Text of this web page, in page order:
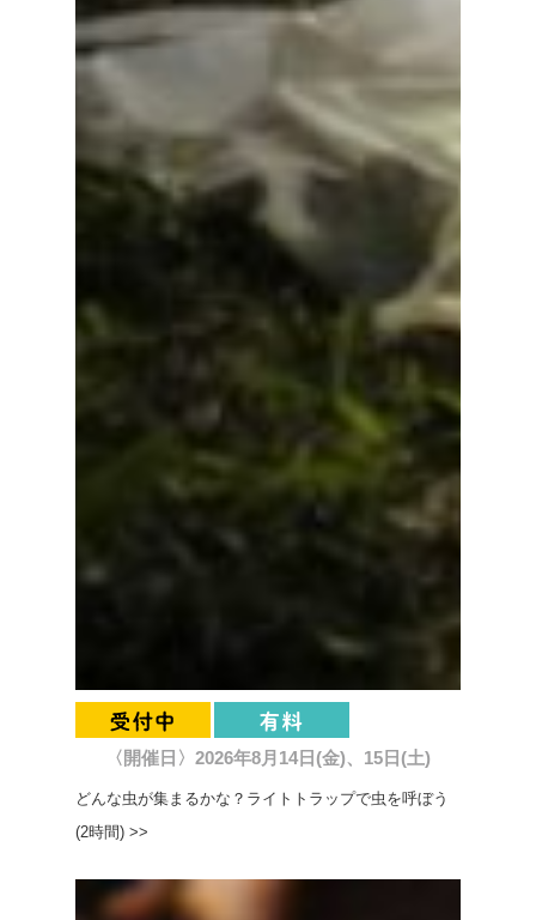
〈開催日〉2026年8月14日(金)、15日(土)
どんな虫が集まるかな？ライトトラップで虫を呼ぼう
(2時間) >>